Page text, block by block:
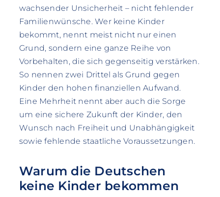
wachsender Unsicherheit – nicht fehlender
Familienwünsche. Wer keine Kinder
bekommt, nennt meist nicht nur einen
Grund, sondern eine ganze Reihe von
Vorbehalten, die sich gegenseitig verstärken.
So nennen zwei Drittel als Grund gegen
Kinder den hohen finanziellen Aufwand.
Eine Mehrheit nennt aber auch die Sorge
um eine sichere Zukunft der Kinder, den
Wunsch nach Freiheit und Unabhängigkeit
sowie fehlende staatliche Voraussetzungen.
Warum die Deutschen
keine Kinder bekommen